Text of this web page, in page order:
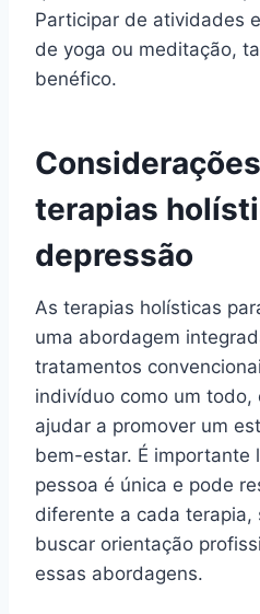
Participar de atividades
de yoga ou meditação,
benéfico.
terapias
depressão
As terapias holísticas
uma abordagem
tratamentos
indivíduo como um todo,
ajudar a promover um
bem-estar. É importante
pessoa é única e pode
diferente a cada terapia,
buscar orientação
essas abordagens.